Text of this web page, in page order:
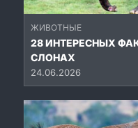
ЖИВОТНЫЕ
28 ИНТЕРЕСНЫХ
СЛОНАХ
24.06.2026